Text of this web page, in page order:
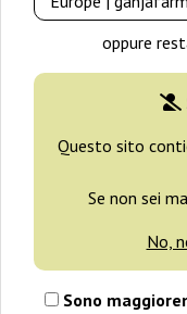
oppure
Questo sito
Se non sei
No,
Sono